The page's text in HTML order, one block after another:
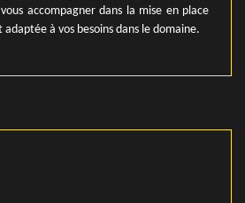
accompagner dans la mise en place
à vos besoins dans le domaine.